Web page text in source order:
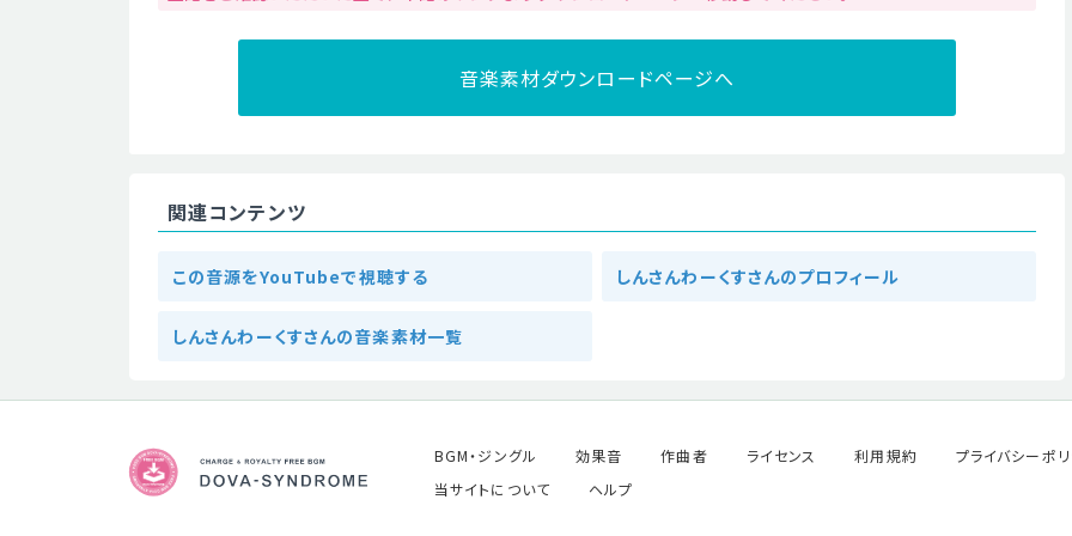
音楽素材ダウンロードページへ
関連コンテンツ
この音源をYouTubeで視聴する しんさんわーくすさんのプロフィール
しんさんわーくすさんの音楽素材一覧
BGM・ジングル 効果音 作曲者 ライセンス 利用規約 プライバシーポ
当サイトについて
ヘルプ